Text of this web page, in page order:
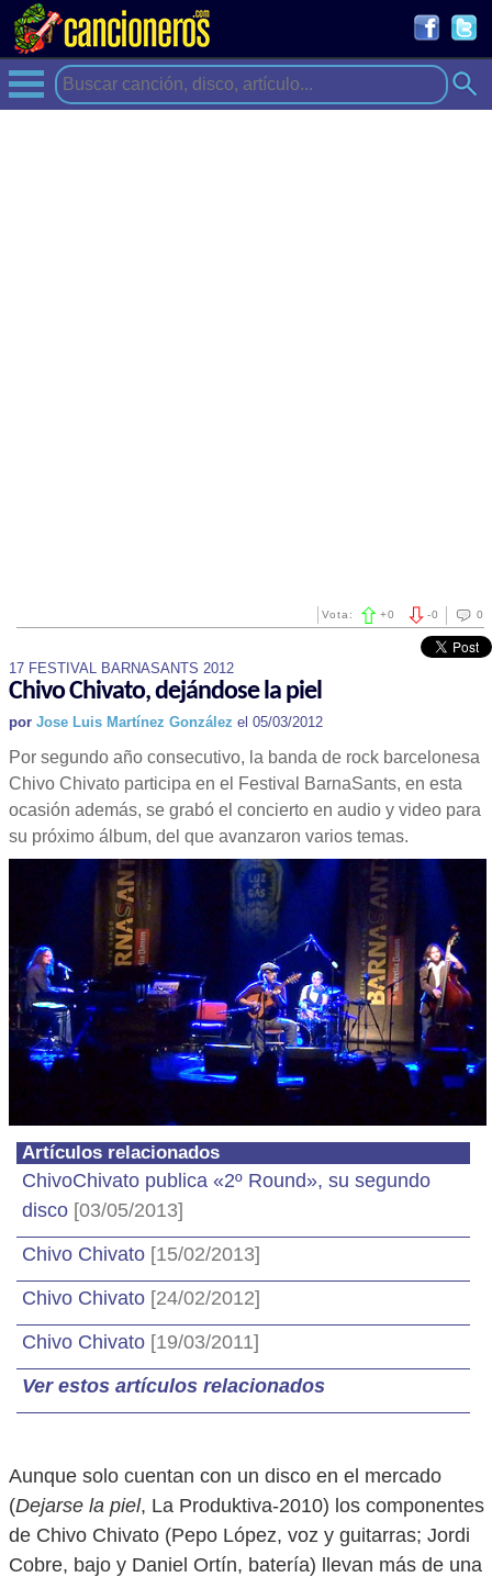
0
-0
Vota: +0
17 FESTIVAL BARNASANTS 2012
Chivo Chivato, dejándose la piel
por Jose Luis Martínez González el 05/03/2012
Por segundo año consecutivo, la banda de rock barcelonesa
Chivo Chivato participa en el Festival BarnaSants, en esta
ocasión además, se grabó el concierto en audio y video para
su próximo álbum, del que avanzaron varios temas.
Artículos relacionados
ChivoChivato publica «2º Round», su segundo
disco [03/05/2013]
Chivo Chivato [15/02/2013]
Chivo Chivato [24/02/2012]
Chivo Chivato [19/03/2011]
Ver estos artículos relacionados
Aunque solo cuentan con un disco en el mercado
(Dejarse la piel, La Produktiva-2010) los componentes
de Chivo Chivato (Pepo López, voz y guitarras; Jordi
Cobre, bajo y Daniel Ortín, batería) llevan más de una